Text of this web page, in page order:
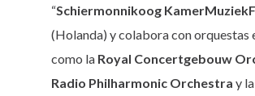
“Schiermonnikoog
(Holanda) y colabora con orquestas
como laRoyal Concertgebouw
Radio Philharmonic Orchestra y la